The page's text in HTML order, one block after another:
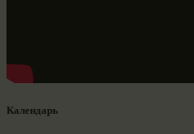
Календарь